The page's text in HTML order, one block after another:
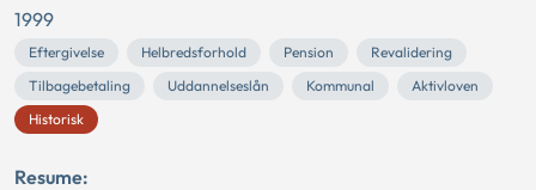
1999
Eftergivelse Helbredsforhold Pension
Revalidering
Tilbagebetaling
Uddannelseslån Kommunal
Aktivloven
Historisk
Resume: